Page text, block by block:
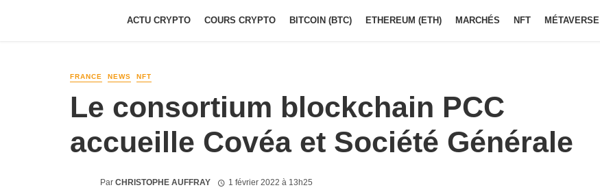
ACTU CRYPTO COURS CRYPTO BITCOIN (BTC) ETHEREUM (ETH) MARCHÉS NFT MÉTAVERSE
FRANCE NEWS NFT
Le consortium blockchain PCC
accueille Covéa et Société Générale
Par CHRISTOPHE AUFFRAY 1 février 2022 à 13h25